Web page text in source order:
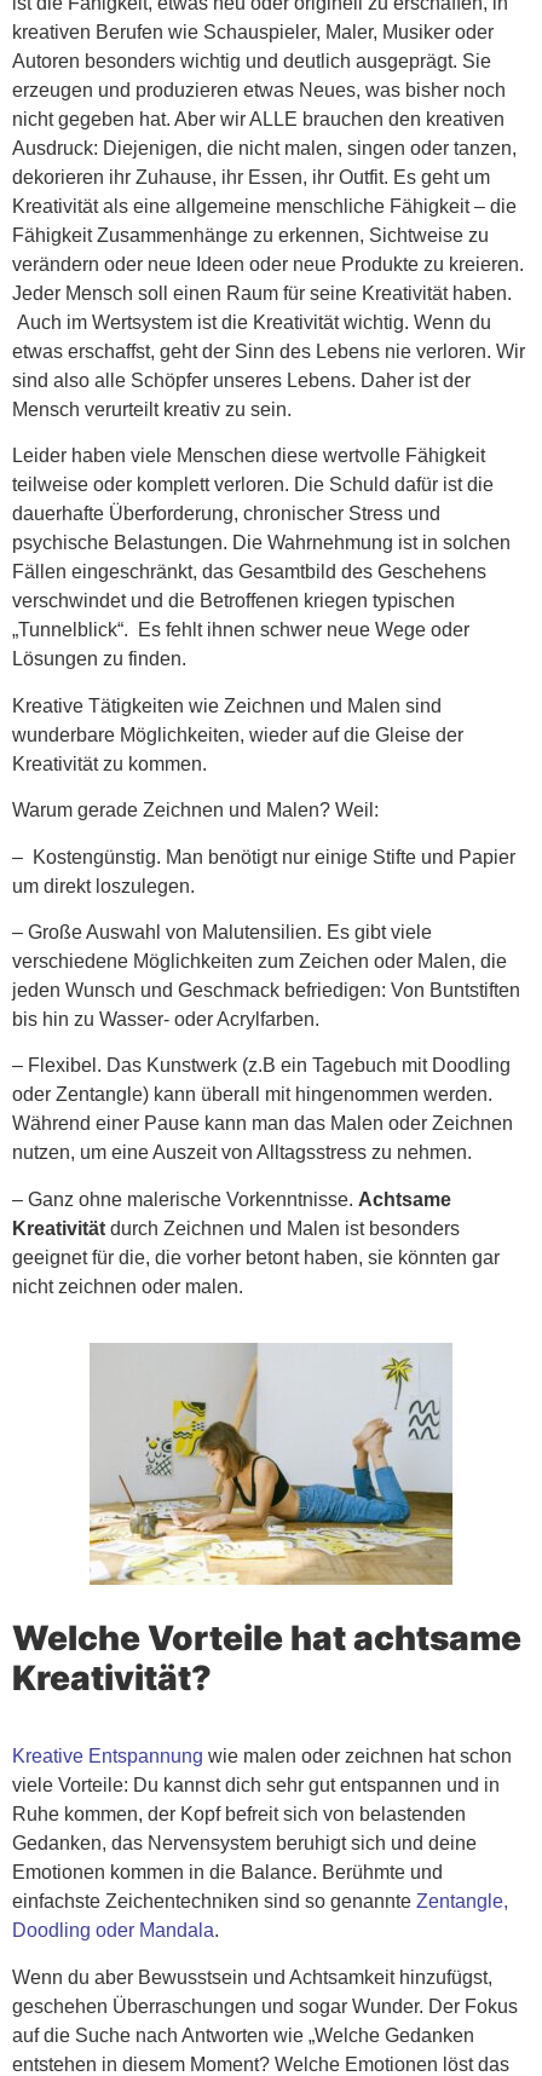
kreativen Berufen wie Schauspieler, Maler, Musiker oder
Autoren besonders wichtig und deutlich ausgeprägt. Sie
erzeugen und produzieren etwas Neues, was bisher noch
nicht gegeben hat. Aber wir ALLE brauchen den kreativen
Ausdruck: Diejenigen, die nicht malen, singen oder tanzen,
dekorieren ihr Zuhause, ihr Essen, ihr Outfit. Es geht um
Kreativität als eine allgemeine menschliche Fähigkeit – die
Fähigkeit Zusammenhänge zu erkennen, Sichtweise zu
verändern oder neue Ideen oder neue Produkte zu kreieren.
Jeder Mensch soll einen Raum für seine Kreativität haben.
Auch im Wertsystem ist die Kreativität wichtig. Wenn du
etwas erschaffst, geht der Sinn des Lebens nie verloren. Wir
sind also alle Schöpfer unseres Lebens. Daher ist der
Mensch verurteilt kreativ zu sein.
Leider haben viele Menschen diese wertvolle Fähigkeit
teilweise oder komplett verloren. Die Schuld dafür ist die
dauerhafte Überforderung, chronischer Stress und
psychische Belastungen. Die Wahrnehmung ist in solchen
Fällen eingeschränkt, das Gesamtbild des Geschehens
verschwindet und die Betroffenen kriegen typischen
„Tunnelblick“. Es fehlt ihnen schwer neue Wege oder
Lösungen zu finden.
Kreative Tätigkeiten wie Zeichnen und Malen sind
wunderbare Möglichkeiten, wieder auf die Gleise der
Kreativität zu kommen.
Warum gerade Zeichnen und Malen? Weil:
– Kostengünstig. Man benötigt nur einige Stifte und Papier
um direkt loszulegen.
– Große Auswahl von Malutensilien. Es gibt viele
verschiedene Möglichkeiten zum Zeichen oder Malen, die
jeden Wunsch und Geschmack befriedigen: Von Buntstiften
bis hin zu Wasser- oder Acrylfarben.
– Flexibel. Das Kunstwerk (z.B ein Tagebuch mit Doodling
oder Zentangle) kann überall mit hingenommen werden.
Während einer Pause kann man das Malen oder Zeichnen
nutzen, um eine Auszeit von Alltagsstress zu nehmen.
– Ganz ohne malerische Vorkenntnisse. Achtsame
Kreativität durch Zeichnen und Malen ist besonders
geeignet für die, die vorher betont haben, sie könnten gar
nicht zeichnen oder malen.
Welche Vorteile hat achtsame
Kreativität?
Kreative Entspannung wie malen oder zeichnen hat schon
viele Vorteile: Du kannst dich sehr gut entspannen und in
Ruhe kommen, der Kopf befreit sich von belastenden
Gedanken, das Nervensystem beruhigt sich und deine
Emotionen kommen in die Balance. Berühmte und
einfachste Zeichentechniken sind so genannte Zentangle,
Doodling oder Mandala.
Wenn du aber Bewusstsein und Achtsamkeit hinzufügst,
geschehen Überraschungen und sogar Wunder. Der Fokus
auf die Suche nach Antworten wie „Welche Gedanken
entstehen in diesem Moment? Welche Emotionen löst das